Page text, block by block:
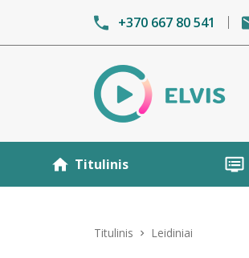
+370 667 80 541
Titulinis
Titulinis Leidiniai